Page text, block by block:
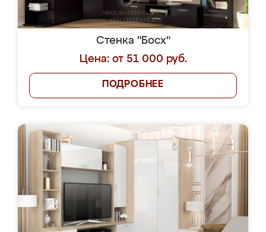
Стенка "Босх"
Цена: от 51 000 руб.
ПОДРОБНЕЕ